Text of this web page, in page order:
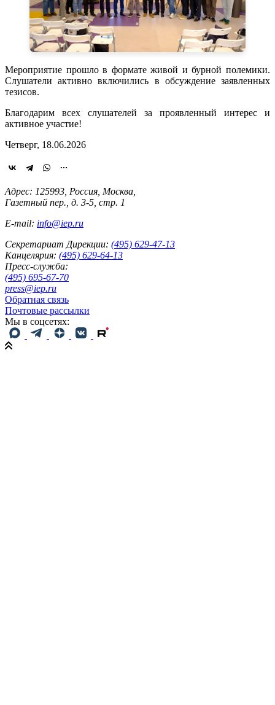
Мероприятие прошло в формате живой и бурной полемики.
Слушатели активно включились в обсуждение заявленных
тезисов.
Благодарим всех слушателей за проявленный интерес и
активное участие!
Четверг, 18.06.2026
Адрес: 125993, Россия, Москва,
Газетный пер., д. 3-5, стр. 1
E-mail: info@iep.ru
Секретариат Дирекции: (495) 629-47-13
Канцелярия: (495) 629-64-13
Пресс-служба:
(495) 695-67-70
press@iep.ru
Обратная связь
Почтовые рассылки
Мы в соцсетях: